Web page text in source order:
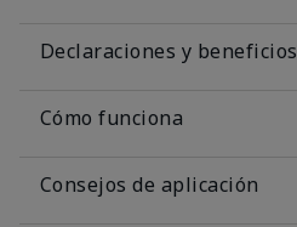
Declaraciones y beneficios
Cómo funciona
Consejos de aplicación